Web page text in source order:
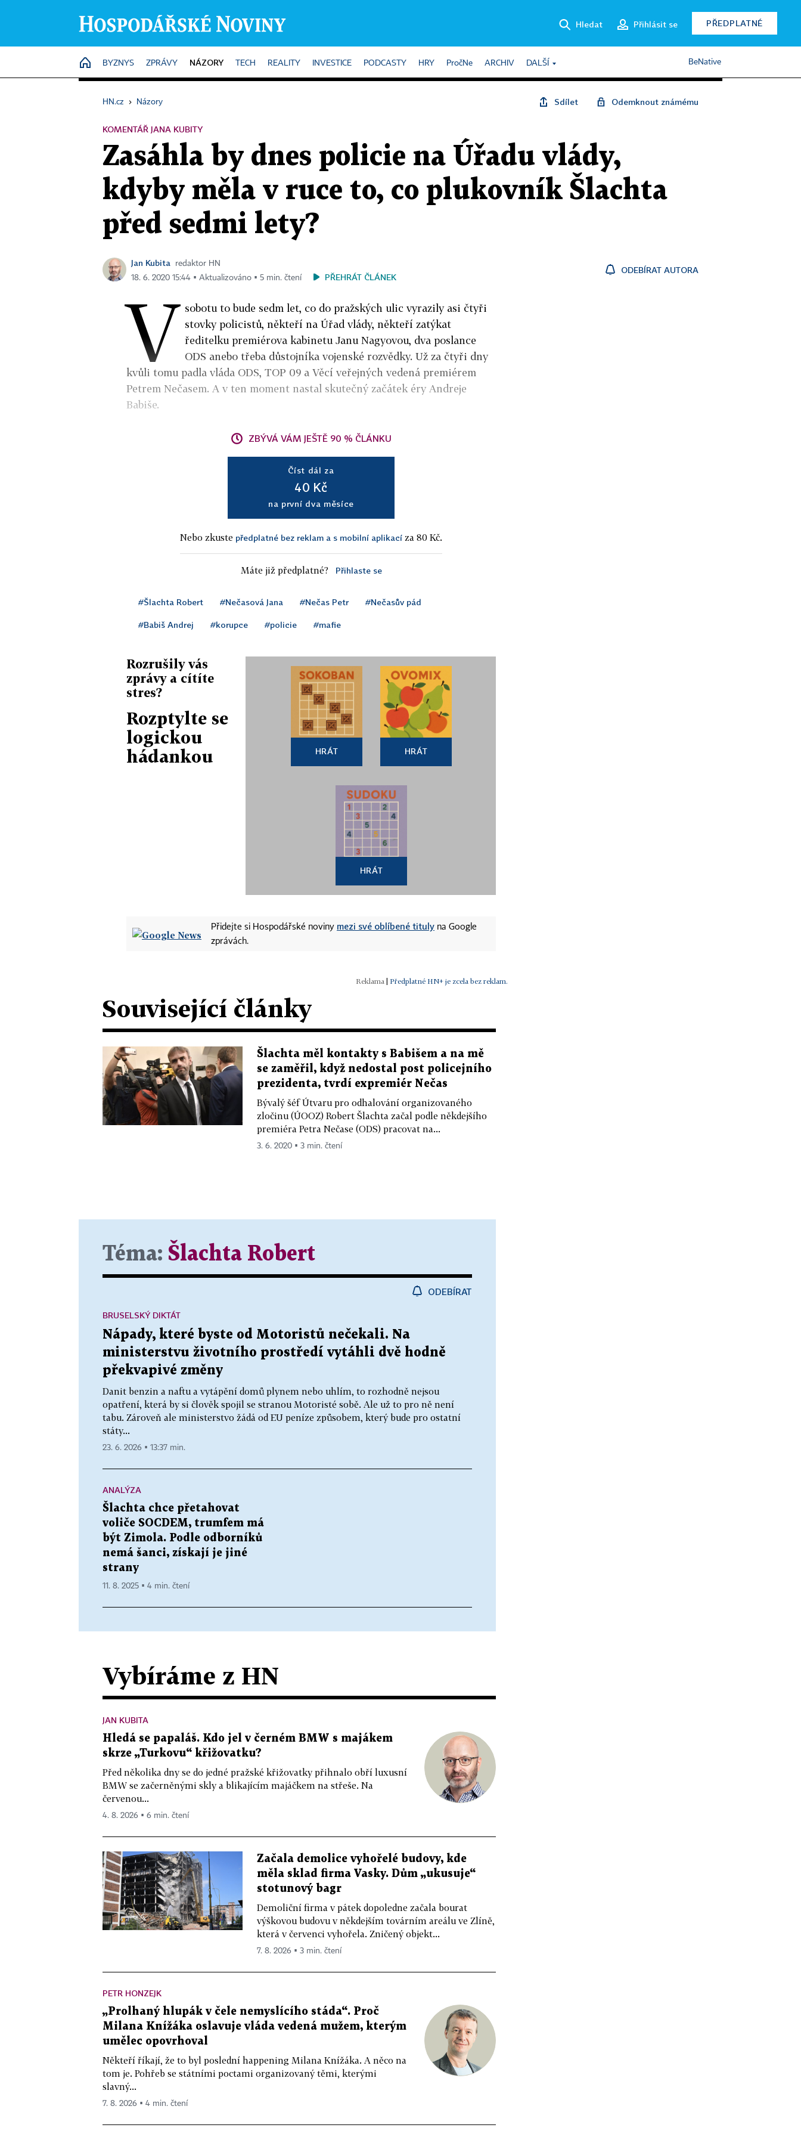
Hledat Přihlásit se PŘEDPLATNÉ
HOME
BYZNYS ZPRÁVY NÁZORY TECH REALITY INVESTICE PODCASTY HRY PročNe ARCHIV DALŠÍ BeNative
HN.cz › Názory Sdílet Odemknout známému
KOMENTÁŘ JANA KUBITY
Zasáhla by dnes policie na Úřadu vlády,
kdyby měla v ruce to, co plukovník Šlachta
před sedmi lety?
Jan Kubita
redaktor HN
18. 6. 2020 15:44 ▪ Aktualizováno ▪ 5 min. čtení
PŘEHRÁT ČLÁNEK
ODEBÍRAT AUTORA
V sobotu to bude sedm let, co do pražských ulic vyrazily asi čtyři
stovky policistů, někteří na Úřad vlády, někteří zatýkat
ředitelku premiérova kabinetu Janu Nagyovou, dva poslance
ODS anebo třeba důstojníka vojenské rozvědky. Už za čtyři dny
kvůli tomu padla vláda ODS, TOP 09 a Věcí veřejných vedená premiérem
Petrem Nečasem. A v ten moment nastal skutečný začátek éry Andreje
Babiše.
ZBÝVÁ VÁM JEŠTĚ 90 % ČLÁNKU
Číst dál za
40 Kč
na první dva měsíce
Nebo zkuste předplatné bez reklam a s mobilní aplikací za 80 Kč.
Máte již předplatné? Přihlaste se
#Šlachta Robert #Nečasová Jana #Nečas Petr #Nečasův pád
#Babiš Andrej #korupce #policie #mafie
Rozrušily vás
zprávy a cítíte
stres?
Rozptylte se
logickou
hádankou
HRÁT HRÁT
HRÁT
Přidejte si Hospodářské noviny mezi své oblíbené tituly na Google
zprávách.
Předplatné HN+ je zcela bez reklam.
Související články
Šlachta měl kontakty s Babišem a na mě
se zaměřil, když nedostal post policejního
prezidenta, tvrdí expremiér Nečas
Bývalý šéf Útvaru pro odhalování organizovaného
zločinu (ÚOOZ) Robert Šlachta začal podle někdejšího
premiéra Petra Nečase (ODS) pracovat na...
3. 6. 2020 ▪ 3 min. čtení
Téma: Šlachta Robert
ODEBÍRAT
Nápady, které byste od Motoristů nečekali. Na
ministerstvu životního prostředí vytáhli dvě hodně
překvapivé změny
Danit benzin a naftu a vytápění domů plynem nebo uhlím, to rozhodně nejsou
opatření, která by si člověk spojil se stranou Motoristé sobě. Ale už to pro ně není
tabu. Zároveň ale ministerstvo žádá od EU peníze způsobem, který bude pro ostatní
státy...
BRUSELSKÝ DIKTÁT
23. 6. 2026 ▪ 13:37 min.
ANALÝZA
Šlachta chce přetahovat
voliče SOCDEM, trumfem má
být Zimola. Podle odborníků
nemá šanci, získají je jiné
strany
11. 8. 2025 ▪ 4 min. čtení
Vybíráme z HN
JAN KUBITA
Hledá se papaláš. Kdo jel v černém BMW s majákem
skrze „Turkovu“ křižovatku?
Před několika dny se do jedné pražské křižovatky přihnalo obří luxusní
BMW se začerněnými skly a blikajícím majáčkem na střeše. Na
červenou...
4. 8. 2026 ▪ 6 min. čtení
Začala demolice vyhořelé budovy, kde
měla sklad firma Vasky. Dům „ukusuje“
stotunový bagr
Demoliční firma v pátek dopoledne začala bourat
výškovou budovu v někdejším továrním areálu ve Zlíně,
která v červenci vyhořela. Zničený objekt...
7. 8. 2026 ▪ 3 min. čtení
PETR HONZEJK
„Prolhaný hlupák v čele nemyslícího stáda“. Proč
Milana Knížáka oslavuje vláda vedená mužem, kterým
umělec opovrhoval
Někteří říkají, že to byl poslední happening Milana Knížáka. A něco na
tom je. Pohřeb se státními poctami organizovaný těmi, kterými
slavný...
7. 8. 2026 ▪ 4 min. čtení